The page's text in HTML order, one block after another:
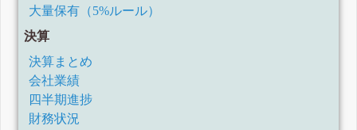
大量保有（5%ルール）
決算
決算まとめ
会社業績
四半期進捗
財務状況